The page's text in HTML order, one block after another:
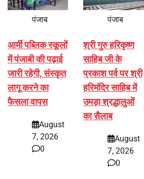
पंजाब
आर्मी पब्लिक स्कूलों
में पंजाबी की पढ़ाई
जारी रहेगी, संस्कृत
लागू करने का
फैसला वापस
August
7, 2026
0
पंजाब
श्री गुरु हरिकृष्ण
साहिब जी के
प्रकाश पर्व पर श्री
हरिमंदिर साहिब में
उमड़ा श्रद्धालुओं
का सैलाब
August
7, 2026
0